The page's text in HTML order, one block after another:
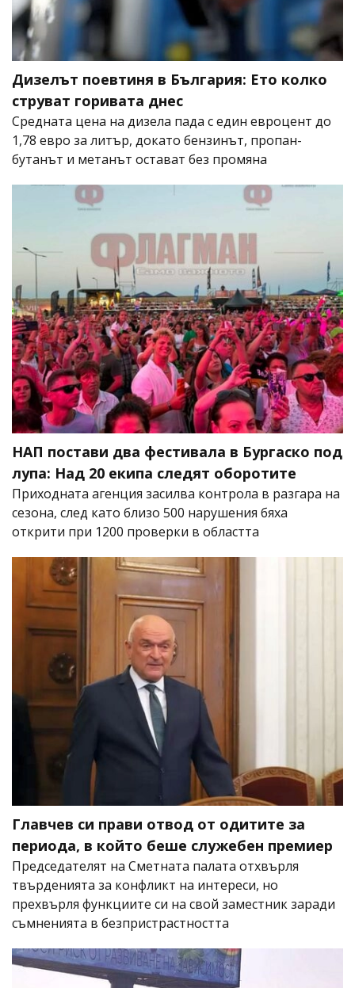
Дизелът поевтиня в България: Ето колко
струват горивата днес
Средната цена на дизела пада с един евроцент до
1,78 евро за литър, докато бензинът, пропан-
бутанът и метанът остават без промяна
НАП постави два фестивала в Бургаско под
лупа: Над 20 екипа следят оборотите
Приходната агенция засилва контрола в разгара на
сезона, след като близо 500 нарушения бяха
открити при 1200 проверки в областта
Главчев си прави отвод от одитите за
периода, в който беше служебен премиер
Председателят на Сметната палата отхвърля
твърденията за конфликт на интереси, но
прехвърля функциите си на свой заместник заради
съмненията в безпристрастността